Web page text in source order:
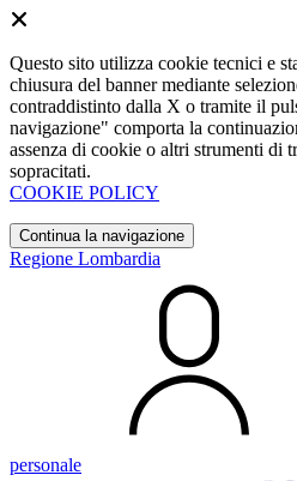
Questo sito utilizza cookie tecnici e
chiusura del banner mediante
contraddistinto dalla X o tramite il
navigazione" comporta la
assenza di cookie o altri strumenti di
sopracitati.
COOKIE POLICY
Continua la navigazione
Regione Lombardia
personale